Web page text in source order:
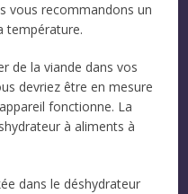
vous recommandons un
température.
de la viande dans vos
devriez être en mesure
fonctionne. La
à aliments à
dans le déshydrateur